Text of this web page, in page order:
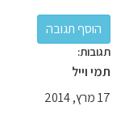
תגובות:
תמי וייל
17 מרץ, 2014